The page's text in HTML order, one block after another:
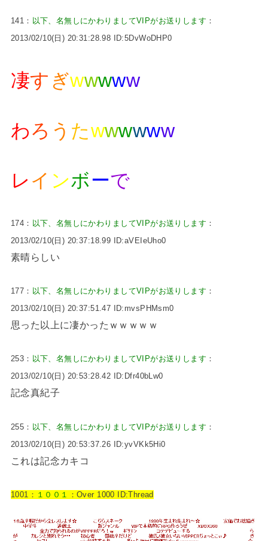
141： 以下、名無しにかわりましてVIPがお送りします ：
2013/02/10(日) 20:31:28.98 ID:5DvWoDHP0
凄す ぎwwwww
わろ う たwwwwww
レイ ンボーで
174： 以下、名無しにかわりましてVIPがお送りします ：
2013/02/10(日) 20:37:18.99 ID:aVEIeUho0
素晴らしい
177： 以下、名無しにかわりましてVIPがお送りします ：
2013/02/10(日) 20:37:51.47 ID:mvsPHMsm0
思った以上に凄かったｗｗｗｗｗ
253： 以下、名無しにかわりましてVIPがお送りします ：
2013/02/10(日) 20:53:28.42 ID:Dfr40bLw0
記念真紀子
255： 以下、名無しにかわりましてVIPがお送りします ：
2013/02/10(日) 20:53:37.26 ID:yvVKk5Hi0
これは記念カキコ
1001： １００１ ：Over 1000 ID:Thread